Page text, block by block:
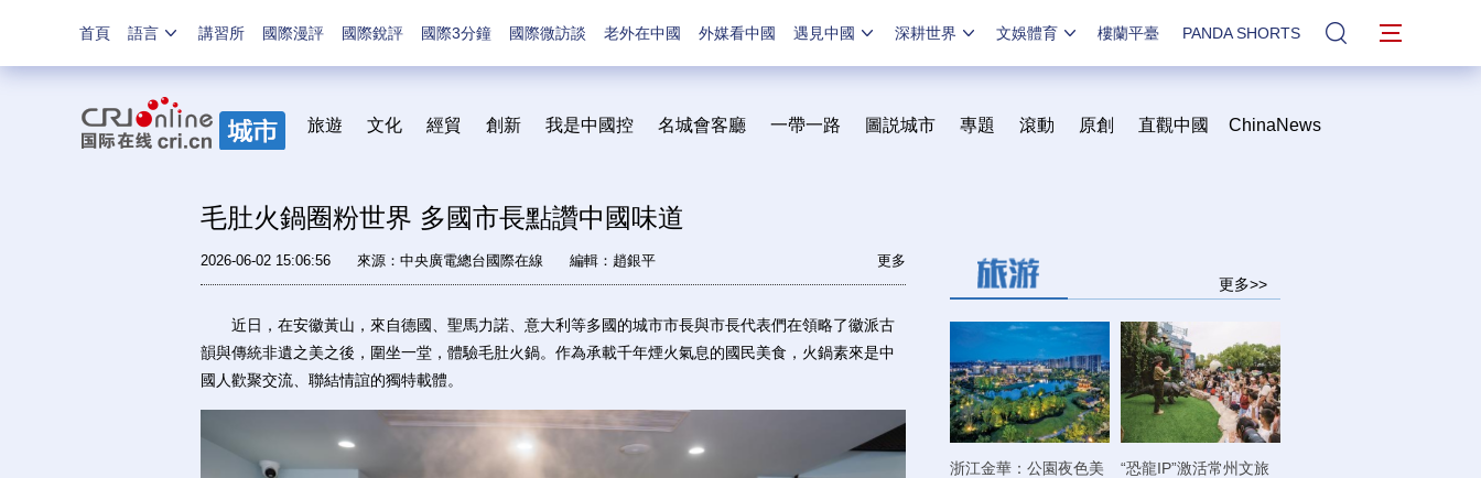
首頁 語言 講習所 國際漫評 國際銳評 國際3分鐘 國際微訪談 老外在中國 外媒看中國 遇見中國 深耕世界 文娛體育 樓蘭平臺 PANDA SHORTS 站內搜索
旅遊 文化 經貿 創新 我是中國控 名城會客廳 一帶一路 圖説城市 專題 滾動 原創 直觀中國 ChinaNews
毛肚火鍋圈粉世界 多國市長點讚中國味道
2026-06-02 15:06:56 來源：中央廣電總台國際在線 編輯：趙銀平 更多
近日，在安徽黃山，來自德國、聖馬力諾、意大利等多國的城市市長與市長代表們在領略了徽派古
韻與傳統非遺之美之後，圍坐一堂，體驗毛肚火鍋。作為承載千年煙火氣息的國民美食，火鍋素來是中
國人歡聚交流、聯結情誼的獨特載體。
更多>>
浙江金華：公園夜色美
“恐龍IP”激活常州文旅